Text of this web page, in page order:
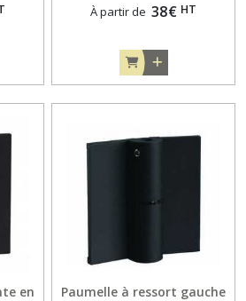
À partir de 38€ HT
en
Paumelle à ressort gauche